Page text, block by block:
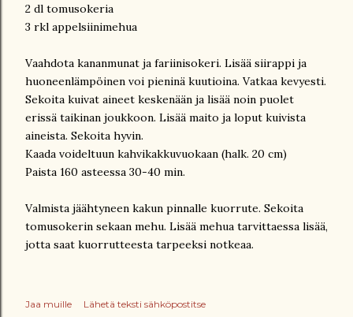
2 dl tomusokeria
3 rkl appelsiinimehua
Vaahdota kananmunat ja fariinisokeri. Lisää siirappi ja
huoneenlämpöinen voi pieninä kuutioina. Vatkaa kevyesti.
Sekoita kuivat aineet keskenään ja lisää noin puolet
erissä taikinan joukkoon. Lisää maito ja loput kuivista
aineista. Sekoita hyvin.
Kaada voideltuun kahvikakkuvuokaan (halk. 20 cm)
Paista 160 asteessa 30-40 min.
Valmista jäähtyneen kakun pinnalle kuorrute. Sekoita
tomusokerin sekaan mehu. Lisää mehua tarvittaessa lisää,
jotta saat kuorrutteesta tarpeeksi notkeaa.
Jaa muille
Lähetä teksti sähköpostitse